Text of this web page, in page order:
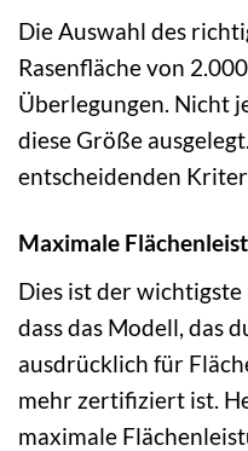
Die Auswahl des
Rasenfläche von
Überlegungen. Nicht
diese Größe
entscheidenden
Maximale
Dies ist der wichtigste
dass das Modell, das
ausdrücklich für
mehr zertifiziert ist.
maximale